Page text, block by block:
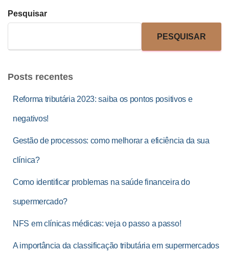
Pesquisar
PESQUISAR
Posts recentes
Reforma tributária 2023: saiba os pontos positivos e
negativos!
Gestão de processos: como melhorar a eficiência da sua
clínica?
Como identificar problemas na saúde financeira do
supermercado?
NFS em clínicas médicas: veja o passo a passo!
A importância da classificação tributária em supermercados